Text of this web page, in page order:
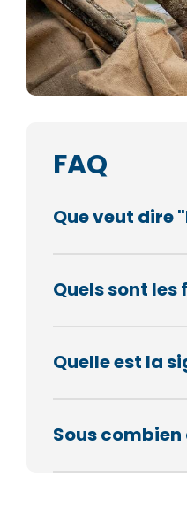
FAQ
Que veut dire
Quels sont
Quelle est la
Sous